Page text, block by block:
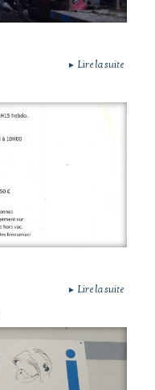
► Lire la suite
► Lire la suite